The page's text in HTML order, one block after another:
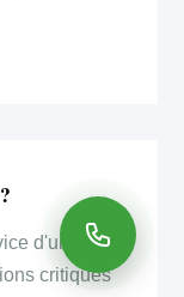
d'urgence
critiques